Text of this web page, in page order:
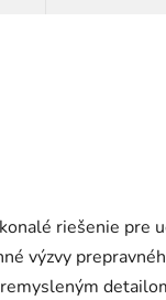
riešenie pre
výzvy